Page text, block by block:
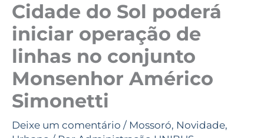
Cidade do Sol poderá
iniciar operação de
linhas no conjunto
Monsenhor Américo
Simonetti
Deixe um comentário / Mossoró, Novidade,
r